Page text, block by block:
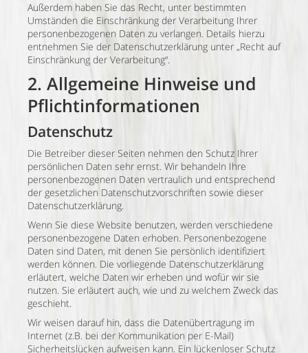
Außerdem haben Sie das Recht, unter bestimmten
Umständen die Einschränkung der Verarbeitung Ihrer
personenbezogenen Daten zu verlangen. Details hierzu
entnehmen Sie der Datenschutzerklärung unter „Recht auf
Einschränkung der Verarbeitung“.
2. Allgemeine Hinweise und
Pflichtinformationen
Datenschutz
Die Betreiber dieser Seiten nehmen den Schutz Ihrer
persönlichen Daten sehr ernst. Wir behandeln Ihre
personenbezogenen Daten vertraulich und entsprechend
der gesetzlichen Datenschutzvorschriften sowie dieser
Datenschutzerklärung.
Wenn Sie diese Website benutzen, werden verschiedene
personenbezogene Daten erhoben. Personenbezogene
Daten sind Daten, mit denen Sie persönlich identifiziert
werden können. Die vorliegende Datenschutzerklärung
erläutert, welche Daten wir erheben und wofür wir sie
nutzen. Sie erläutert auch, wie und zu welchem Zweck das
geschieht.
Wir weisen darauf hin, dass die Datenübertragung im
Internet (z.B. bei der Kommunikation per E-Mail)
Sicherheitslücken aufweisen kann. Ein lückenloser Schutz